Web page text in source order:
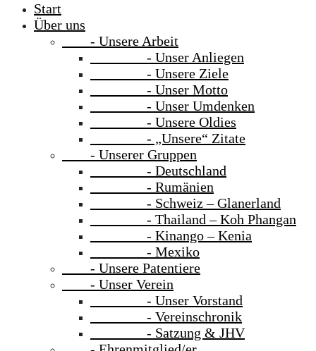
Start
Über uns
- Unsere Arbeit
- Unser Anliegen
- Unsere Ziele
- Unser Motto
- Unser Umdenken
- Unsere Oldies
- „Unsere“ Zitate
- Unserer Gruppen
- Deutschland
- Rumänien
- Schweiz – Glanerland
- Thailand – Koh Phangan
- Kinango – Kenia
- Mexiko
- Unsere Patentiere
- Unser Verein
- Unser Vorstand
- Vereinschronik
- Satzung & JHV